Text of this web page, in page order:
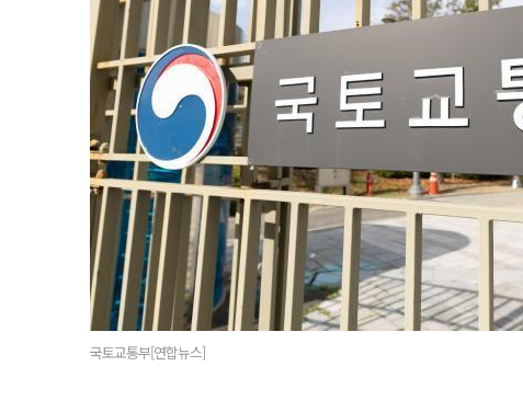
국토교통부[연합뉴스]